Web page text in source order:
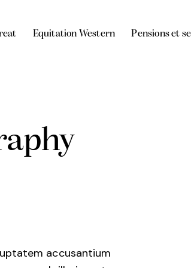
Equitation Western Pensions et
accusantium